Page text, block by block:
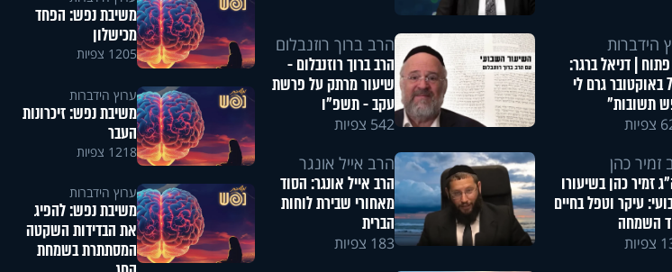
הידברות
| דניאל ברגר:
"ה-7 באוקטובר גרם לי
תשובות"
הרב ברוך רוזנבלום
הרב ברוך רוזנבלום -
שיעור מרתק על פרשת
עקב - תשפ"ו
542 צפיות
זמיר כהן
זמיר כהן בשיעורו
עיקר וטפל בחיים
השמחה
הרב אייל אונגר
הרב אייל אונגר: הסוד
מאחורי שבירת לוחות
הברית
183 צפיות
משיבת נפש: הפחד
מכישלון
1205 צפיות
ערוץ הידברות
משיבת נפש: זיכרונות
העבר
1218 צפיות
ערוץ הידברות
משיבת נפש: להפיג
את הבדידות השקטה
המסתתרת בשמחת